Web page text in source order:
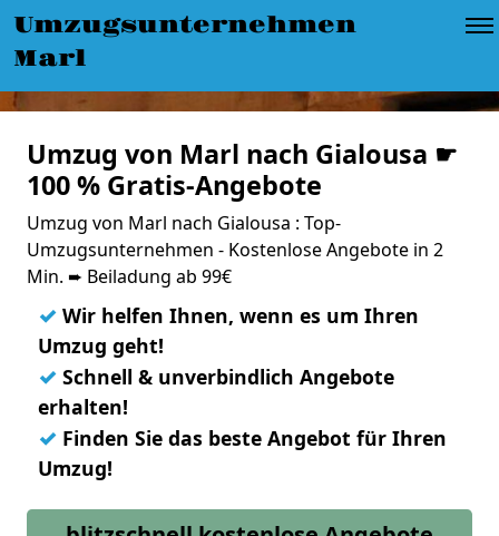
Umzugsunternehmen
Marl
Umzug von Marl nach Gialousa ☛
100 % Gratis-Angebote
Umzug von Marl nach Gialousa : Top-
Umzugsunternehmen - Kostenlose Angebote in 2
Min. ➨ Beiladung ab 99€
✓ Wir helfen Ihnen, wenn es um Ihren
Umzug geht!
✓ Schnell & unverbindlich Angebote
erhalten!
✓ Finden Sie das beste Angebot für Ihren
Umzug!